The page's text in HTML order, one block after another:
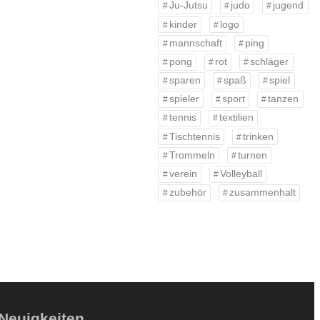
Ju-Jutsu
judo
jugend
kinder
logo
mannschaft
ping
pong
rot
schläger
sparen
spaß
spiel
spieler
sport
tanzen
tennis
textilien
Tischtennis
trinken
Trommeln
turnen
verein
Volleyball
zubehör
zusammenhalt